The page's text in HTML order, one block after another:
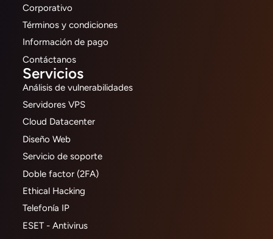
Corporativo
Términos y condiciones
Información de pago
Contáctanos
Servicios
Análisis de vulnerabilidades
Servidores VPS
Cloud Datacenter
Diseño Web
Servicio de soporte
Doble factor (2FA)
Ethical Hacking
Telefonía IP
ESET - Antivirus